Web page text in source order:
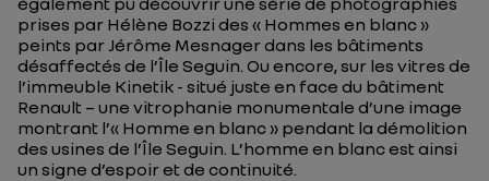
prises par Hélène Bozzi des « Hommes en blanc »
peints par Jérôme Mesnager dans les bâtiments
désaffectés de l’Île Seguin. Ou encore, sur les vitres de
l’immeuble Kinetik - situé juste en face du bâtiment
Renault – une vitrophanie monumentale d’une image
montrant l’« Homme en blanc » pendant la démolition
des usines de l’Île Seguin. L’homme en blanc est ainsi
un signe d’espoir et de continuité.